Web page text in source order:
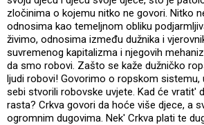
zločinima o kojemu nitko ne govori. Nitko
odnosima kao temeljnom obliku
živimo, odnosima između dužnika i
suvremenog kapitalizma i njegovih
da smo robovi. Zašto se kaže dužničko
ljudi robovi! Govorimo o ropskom
sebi stvorili robovske uvjete. Kad će vratit'
rasta? Crkva govori da hoće više djece, a
ogromnim dugovima. Nek' Crkva plati te